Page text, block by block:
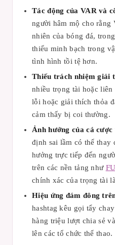
Tác động của VAR và
người hâm mộ cho rằng
nhiên của bóng đá,
thiếu minh bạch trong
tình hình tồi tệ hơn.
Thiếu trách nhiệm giải
nhiều trọng tài hoặc
lỗi hoặc giải thích thỏa
cảm thấy bị coi thường.
Ảnh hưởng của cá
định sai lầm có thể thay
hưởng trực tiếp đến
trên các nền tảng như
chính xác của trọng tài
Hiệu ứng đám đông
hashtag kêu gọi tẩy
hàng triệu lượt chia sẻ
lên các tổ chức thể thao.